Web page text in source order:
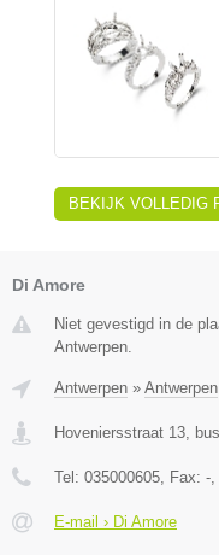
BEKIJK VOLLEDIG
Di Amore
Niet gevestigd in de
Antwerpen.
Antwerpen » Antwerpen
Hoveniersstraat 13,
Tel: 035000605 , Fax: -
E-mail › Di Amore